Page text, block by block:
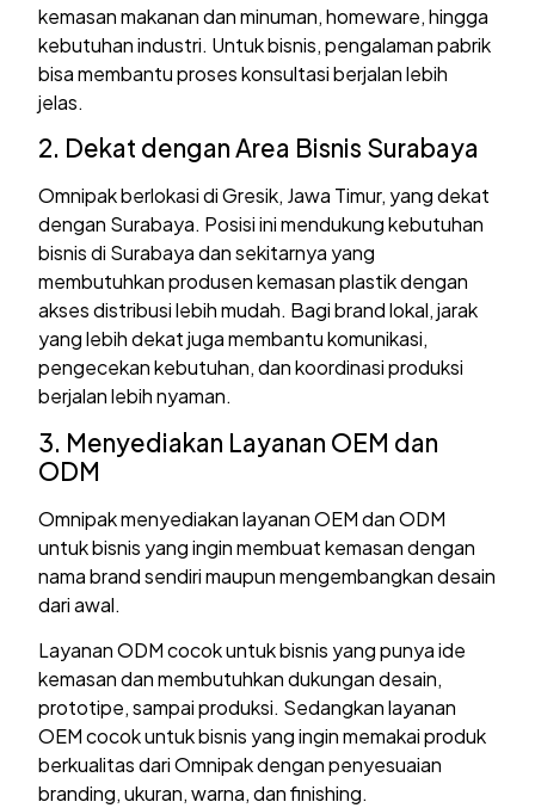
kemasan makanan dan minuman, homeware, hingga
kebutuhan industri. Untuk bisnis, pengalaman pabrik
bisa membantu proses konsultasi berjalan lebih
jelas.
2. Dekat dengan Area Bisnis Surabaya
Omnipak berlokasi di Gresik, Jawa Timur, yang dekat
dengan Surabaya. Posisi ini mendukung kebutuhan
bisnis di Surabaya dan sekitarnya yang
membutuhkan produsen kemasan plastik dengan
akses distribusi lebih mudah. Bagi brand lokal, jarak
yang lebih dekat juga membantu komunikasi,
pengecekan kebutuhan, dan koordinasi produksi
berjalan lebih nyaman.
3. Menyediakan Layanan OEM dan
ODM
Omnipak menyediakan layanan OEM dan ODM
untuk bisnis yang ingin membuat kemasan dengan
nama brand sendiri maupun mengembangkan desain
dari awal.
Layanan ODM cocok untuk bisnis yang punya ide
kemasan dan membutuhkan dukungan desain,
prototipe, sampai produksi. Sedangkan layanan
OEM cocok untuk bisnis yang ingin memakai produk
berkualitas dari Omnipak dengan penyesuaian
branding, ukuran, warna, dan finishing.